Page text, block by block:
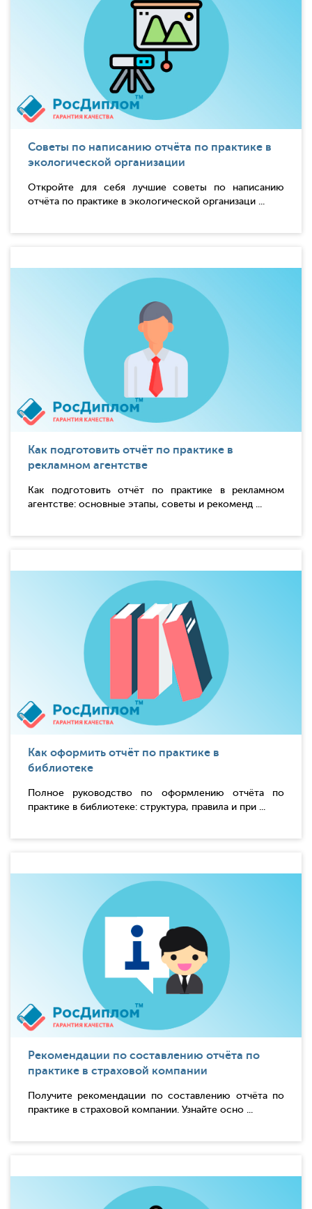
Советы по написанию отчёта по практике в
экологической организации
Откройте для себя лучшие советы по написанию
отчёта по практике в экологической организаци ...
Как подготовить отчёт по практике в
рекламном агентстве
Как подготовить отчёт по практике в рекламном
агентстве: основные этапы, советы и рекоменд ...
Как оформить отчёт по практике в
библиотеке
Полное руководство по оформлению отчёта по
практике в библиотеке: структура, правила и при ...
Рекомендации по составлению отчёта по
практике в страховой компании
Получите рекомендации по составлению отчёта по
практике в страховой компании. Узнайте осно ...